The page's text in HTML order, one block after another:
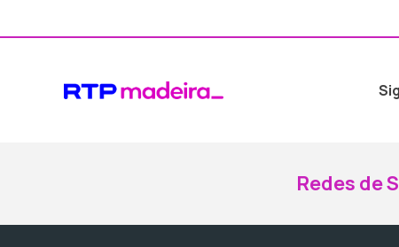
Redes de